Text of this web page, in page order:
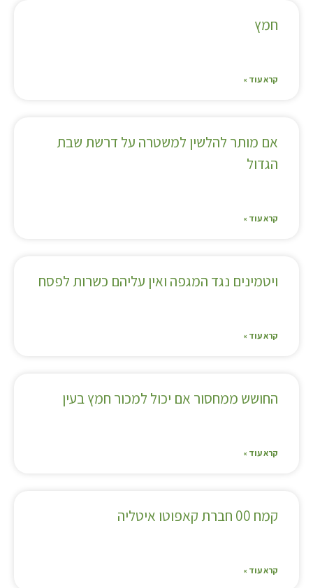
חמץ
קרא עוד »
אם מותר להלשין למשטרה על דרשת שבת
הגדול
קרא עוד »
ויטמינים נגד המגפה ואין עליהם כשרות לפסח
קרא עוד »
החושש ממחסור אם יכול למכור חמץ בעין
קרא עוד »
קמח 00 חברת קאפוטו איטליה
קרא עוד »